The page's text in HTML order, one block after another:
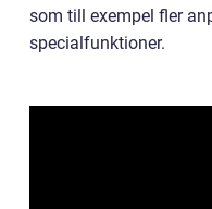
som till exempel fler
specialfunktioner.